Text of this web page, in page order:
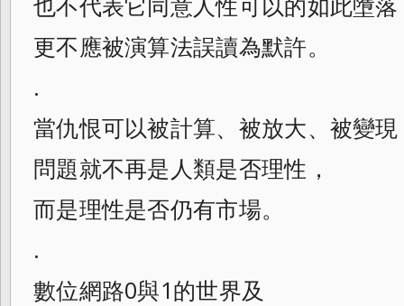
更不應被演算法誤讀為默許。
.
當仇恨可以被計算、被放大、被變
問題就不再是人類是否理性，
而是理性是否仍有市場。
.
數位網路0與1的世界及